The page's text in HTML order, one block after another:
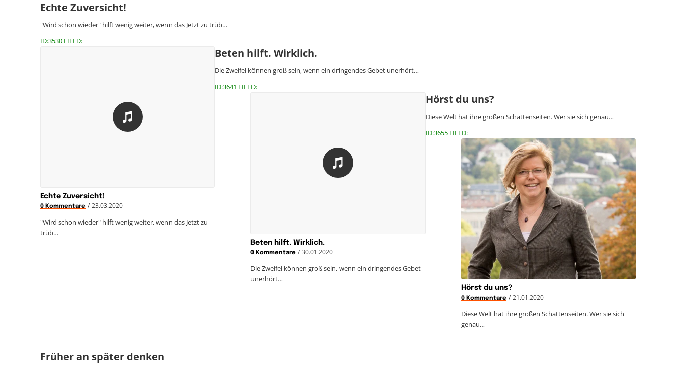
Echte Zuversicht!
"Wird schon wieder" hilft wenig weiter, wenn das Jetzt zu trüb…
ID:3530 FIELD:
Echte Zuversicht!
0 Kommentare / 23.03.2020
"Wird schon wieder" hilft wenig weiter, wenn das Jetzt zu
trüb…
Beten hilft. Wirklich.
Die Zweifel können groß sein, wenn ein dringendes Gebet unerhört…
ID:3641 FIELD:
Beten hilft. Wirklich.
0 Kommentare / 30.01.2020
Die Zweifel können groß sein, wenn ein dringendes Gebet
unerhört…
Hörst du uns?
Diese Welt hat ihre großen Schattenseiten. Wer sie sich genau…
ID:3655 FIELD:
Hörst du uns?
0 Kommentare / 21.01.2020
Diese Welt hat ihre großen Schattenseiten. Wer sie sich
genau…
Früher an später denken